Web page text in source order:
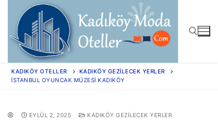
KADIKÖY OTELLER
KADIKÖY GEZILECEK YERLER
İSTANBUL OYUNCAK MÜZESI KADIKÖY
EYLÜL 2, 2025
KADIKÖY GEZILECEK YERLER